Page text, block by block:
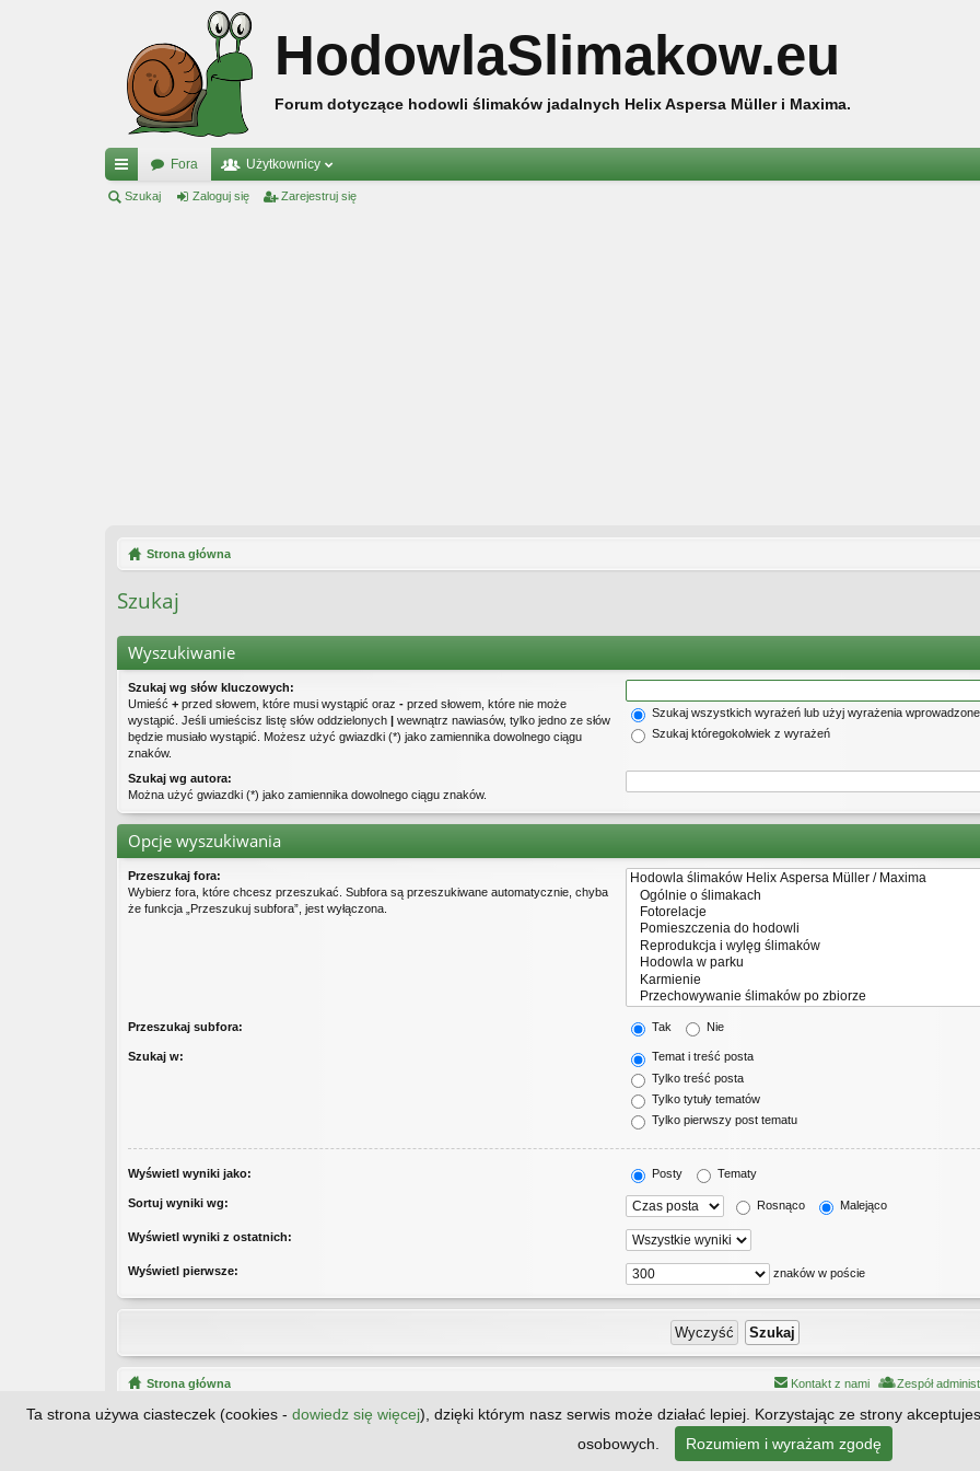
HodowlaSlimakow.eu
Forum dotyczące hodowli ślimaków jadalnych Helix Aspersa Müller i Maxima.
ię
Fora Użytkownicy
Szukaj Zaloguj się Zarejestruj się
Strona główna
Szukaj
Wyszukiwanie
Szukaj wg słów kluczowych:
Umieść + przed słowem, które musi wystąpić oraz - przed słowem, które nie może
wystąpić. Jeśli umieścisz listę słów oddzielonych | wewnątrz nawiasów, tylko jedno ze słów
będzie musiało wystąpić. Możesz użyć gwiazdki (*) jako zamiennika dowolnego ciągu
znaków.
Szukaj wszystkich wyrażeń lub użyj wyrażenia
Szukaj któregokolwiek z wyrażeń
Szukaj wg autora:
Można użyć gwiazdki (*) jako zamiennika dowolnego ciągu znaków.
Opcje wyszukiwania
Przeszukaj fora:
Wybierz fora, które chcesz przeszukać. Subfora są przeszukiwane automatycznie, chyba
że funkcja „Przeszukuj subfora”, jest wyłączona.
Przeszukaj subfora: Tak Nie
Szukaj w:
Temat i treść posta
Tylko treść posta
Tylko tytuły tematów
Tylko pierwszy post tematu
Wyświetl wyniki jako: Posty Tematy
Sortuj wyniki wg: Rosnąco Malejąco
Wyświetl wyniki z ostatnich:
Wyświetl pierwsze: znaków w poście
Strona główna Zespół
Kontakt z nami
phpBB® Forum Software © phpBB Limited | Style by
Polski pakiet językowy dostarczaphpBB.pl
Ta strona używa ciasteczek (cookies - dowiedz się więcej), dzięki którym nasz serwis może działać lepiej. Korzystając ze strony
osobowych.
Rozumiem i wyrażam zgodę